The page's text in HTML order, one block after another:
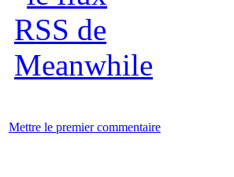
Mettre le premier commentaire